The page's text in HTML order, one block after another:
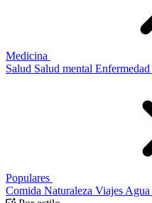
Medicina
Salud Salud mental Enfermedad
Populares
Comida Naturaleza Viajes Agua